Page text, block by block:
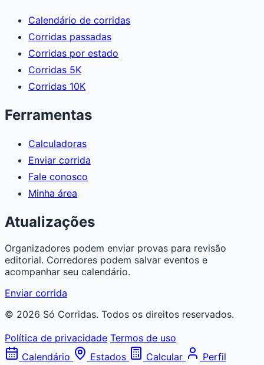
Calendário de corridas
Corridas passadas
Corridas por estado
Corridas 5K
Corridas 10K
Ferramentas
Calculadoras
Enviar corrida
Fale conosco
Minha área
Atualizações
Organizadores podem enviar provas para revisão
editorial. Corredores podem salvar eventos e
acompanhar seu calendário.
Enviar corrida
© 2026 Só Corridas. Todos os direitos reservados.
Política de privacidade Termos de uso
Calendário
Estados Calcular Perfil